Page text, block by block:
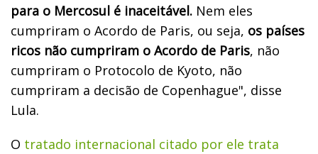
para o Mercosul é inaceitável. Nem eles
cumpriram o Acordo de Paris, ou seja, os países
ricos não cumpriram o Acordo de Paris, não
cumpriram o Protocolo de Kyoto, não
cumpriram a decisão de Copenhague", disse
Lula.
O tratado internacional citado por ele trata